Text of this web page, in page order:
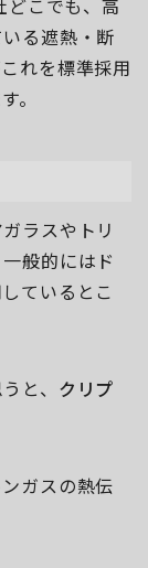
こでも、高
る遮熱・断
れを標準採用
。
ラスやトリ
般的にはド
ているとこ
と、 クリプ
ガスの熱伝